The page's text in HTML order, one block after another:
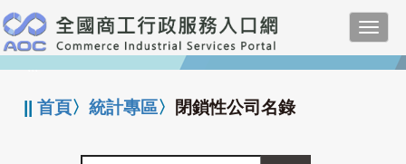
跳
到
主
要
:::
||首頁〉統計專區〉 閉鎖性公司名錄